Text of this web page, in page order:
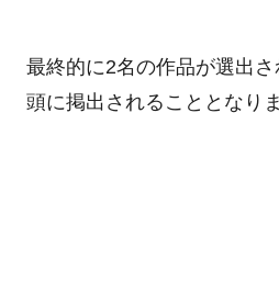
最終的に2名の作品が選出
頭に掲出されることとなり